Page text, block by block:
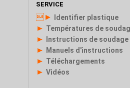
SERVICE
► Identifier plastique
► Températures de
► Instructions de soudage
► Manuels d'instructions
► Téléchargements
► Vidéos